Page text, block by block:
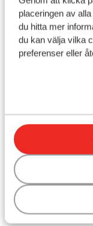
placeringen av
du hitta mer
du kan välja vilka
preferenser eller
I området
Avstånd till
solstolar (mot
)
Avstånd till
Närmaste
Närmaste kiosk
Närmaste
Närmaste
Andra